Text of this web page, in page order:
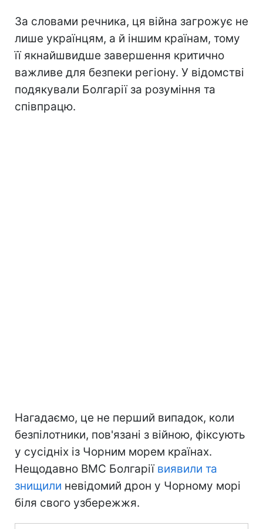
За словами речника, ця війна загрожує не
лише українцям, а й іншим країнам, тому
її якнайшвидше завершення критично
важливе для безпеки регіону. У відомстві
подякували Болгарії за розуміння та
співпрацю.
Нагадаємо, це не перший випадок, коли
безпілотники, пов'язані з війною, фіксують
у сусідніх із Чорним морем країнах.
Нещодавно ВМС Болгарії виявили та
знищили невідомий дрон у Чорному морі
біля свого узбережжя.